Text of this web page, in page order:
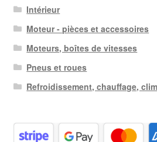
Intérieur
Moteur - pièces et accessoires
Moteurs, boîtes de vitesses
Pneus et roues
Refroidissement, chauffage,